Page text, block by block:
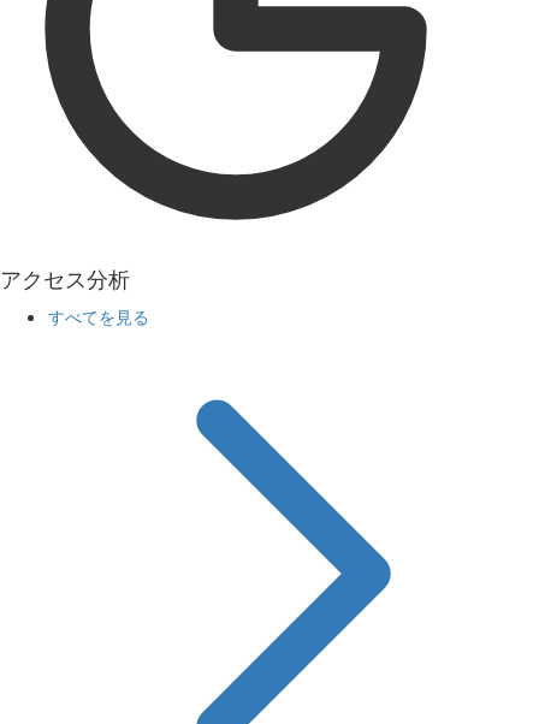
アクセス分析
すべてを見る